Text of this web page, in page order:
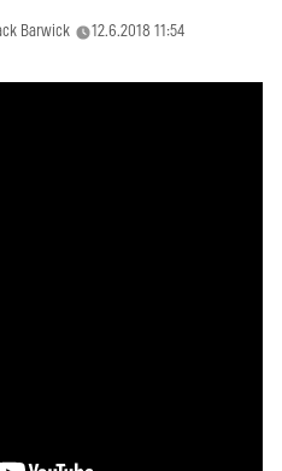
Barwick 12.6.2018 11:54